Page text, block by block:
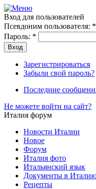
Вход для пользователей
Псевдоним пользователя: *
Пароль: *
Зарегистрироваться
Забыли свой пароль?
Последние
Не можете войти на сайт?
Италия форум
Новости Италии
Новое
Форум
Италия фото
Итальянский язык
Документы в
Рецепты